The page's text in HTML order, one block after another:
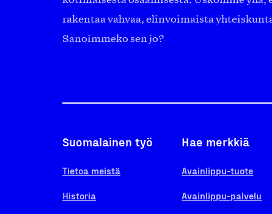
rakentaa vahvaa, elinvoimaista
Sanoimmeko sen jo?
Suomalainen työ
Tietoa meistä
Historia
Hae merkkiä
Avainlippu-tuote
Avainlippu-palvelu